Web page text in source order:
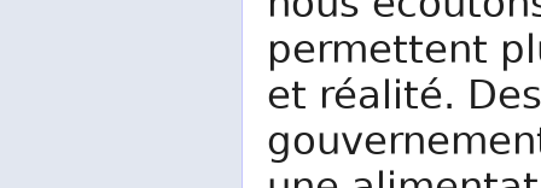
permettent
et réalité.